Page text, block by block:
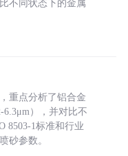
不同状态下的金属
重点分析了铝合金
6.3μm），并对比不
8503-1标准和行业
砂参数。